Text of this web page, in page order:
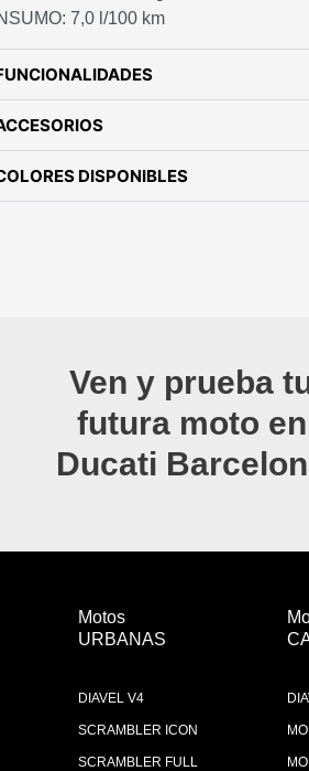
7,0 l/100 km
DISPONIBLES
Ven y prueba
futura moto en
Ducati
Motos
URBANAS
DIAVEL V4
SCRAMBLER ICON
SCRAMBLER FULL